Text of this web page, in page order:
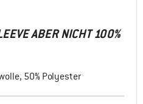
ABER NICHT 100%
50% Polyester